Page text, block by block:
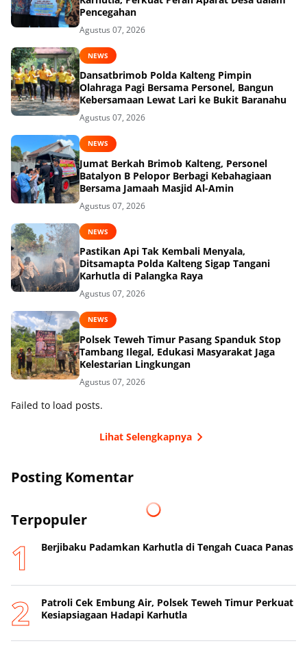
Pencegahan
Agustus 07, 2026
NEWS
Dansatbrimob Polda Kalteng Pimpin
Olahraga Pagi Bersama Personel, Bangun
Kebersamaan Lewat Lari ke Bukit Baranahu
Agustus 07, 2026
NEWS
Jumat Berkah Brimob Kalteng, Personel
Batalyon B Pelopor Berbagi Kebahagiaan
Bersama Jamaah Masjid Al-Amin
Agustus 07, 2026
NEWS
Pastikan Api Tak Kembali Menyala,
Ditsamapta Polda Kalteng Sigap Tangani
Karhutla di Palangka Raya
Agustus 07, 2026
NEWS
Polsek Teweh Timur Pasang Spanduk Stop
Tambang Ilegal, Edukasi Masyarakat Jaga
Kelestarian Lingkungan
Agustus 07, 2026
Failed to load posts.
Lihat Selengkapnya
Posting Komentar
Terpopuler
Berjibaku Padamkan Karhutla di Tengah Cuaca Panas
Patroli Cek Embung Air, Polsek Teweh Timur Perkuat
Kesiapsiagaan Hadapi Karhutla